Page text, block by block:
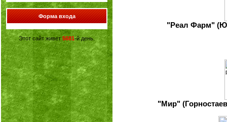
Форма входа
Этот сайт живет5681-й день.
"Реал Фарм"
"Мир"